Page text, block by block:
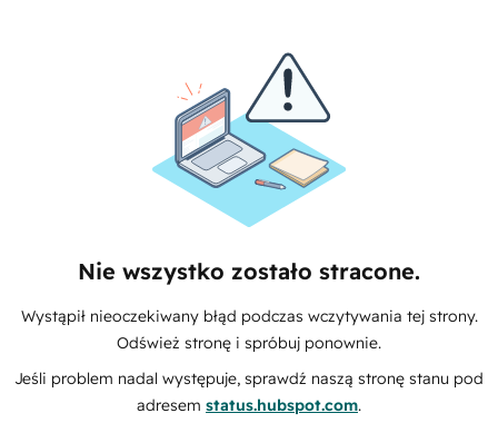
Nie wszystko zostało stracone.
Wystąpił nieoczekiwany błąd podczas wczytywania tej strony.
Odśwież stronę i spróbuj ponownie.
Jeśli problem nadal występuje, sprawdź naszą stronę stanu pod
adresem status.hubspot.com.